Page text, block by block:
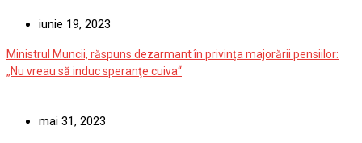
iunie 19, 2023
Ministrul Muncii, răspuns dezarmant în privința majorării pensiilor:
„Nu vreau să induc speranţe cuiva“
mai 31, 2023